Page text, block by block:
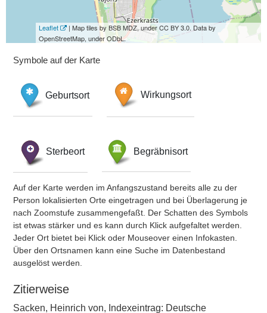
Leaflet
| Map tiles by BSB MDZ, under CC BY 3.0. Data by
OpenStreetMap, under ODbL.
Symbole auf der Karte
Geburtsort Wirkungsort
Sterbeort Begräbnisort
Auf der Karte werden im Anfangszustand bereits alle zu der
Person lokalisierten Orte eingetragen und bei Überlagerung je
nach Zoomstufe zusammengefaßt. Der Schatten des Symbols
ist etwas stärker und es kann durch Klick aufgefaltet werden.
Jeder Ort bietet bei Klick oder Mouseover einen Infokasten.
Über den Ortsnamen kann eine Suche im Datenbestand
ausgelöst werden.
Zitierweise
Sacken, Heinrich von, Indexeintrag: Deutsche